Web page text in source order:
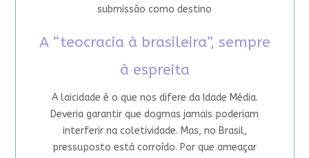
submissão como destino
A “teocracia à brasileira”, sempre
à espreita
A laicidade é o que nos difere da Idade Média.
Deveria garantir que dogmas jamais poderiam
interferir na coletividade. Mas, no Brasil,
pressuposto está corroído. Por que ameaçar